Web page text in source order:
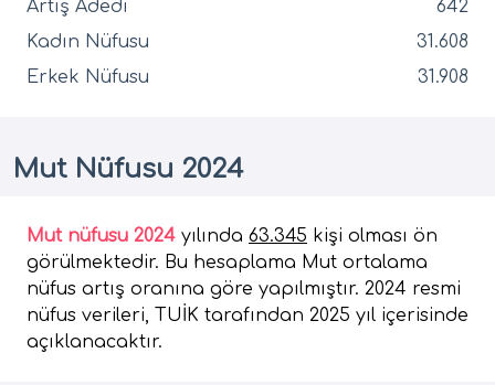
Artış Adedi
642
Kadın Nüfusu
31.608
Erkek Nüfusu
31.908
Mut Nüfusu 2024
Mut nüfusu 2024 yılında 63.345 kişi olması ön
görülmektedir. Bu hesaplama Mut ortalama
nüfus artış oranına göre yapılmıştır. 2024 resmi
nüfus verileri, TUİK tarafından 2025 yıl içerisinde
açıklanacaktır.